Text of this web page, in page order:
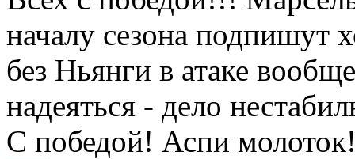
началу сезона подпишут
без Ньянги в атаке
надеяться - дело
С победой! Аспи